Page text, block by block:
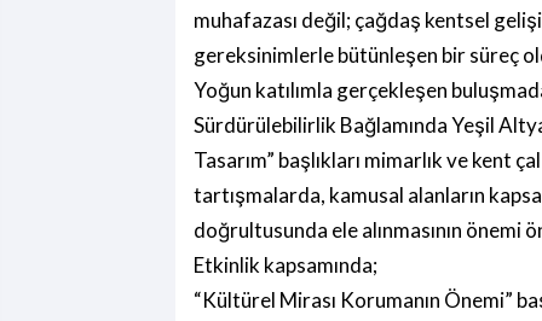
muhafazası değil; çağdaş kentsel
gereksinimlerle bütünleşen bir süreç
Yoğun katılımla gerçekleşen
Sürdürülebilirlik Bağlamında Yeşil
Tasarım” başlıkları mimarlık ve kent
tartışmalarda, kamusal alanların
doğrultusunda ele alınmasının önemi
Etkinlik kapsamında;
“Kültürel Mirası Korumanın Önemi”